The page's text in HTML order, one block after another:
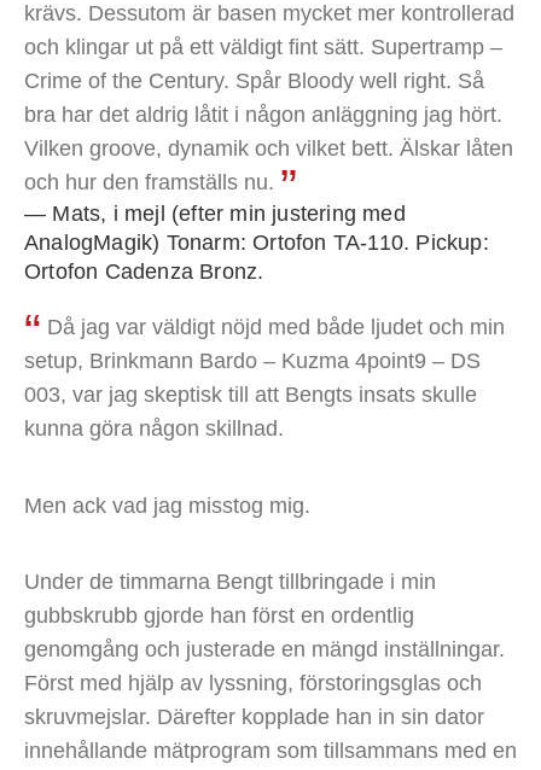
krävs. Dessutom är basen mycket mer kontrollerad
och klingar ut på ett väldigt fint sätt. Supertramp –
Crime of the Century. Spår Bloody well right. Så
bra har det aldrig låtit i någon anläggning jag hört.
Vilken groove, dynamik och vilket bett. Älskar låten
och hur den framställs nu.
— Mats, i mejl (efter min justering med
AnalogMagik) Tonarm: Ortofon TA-110. Pickup:
Ortofon Cadenza Bronz.
Då jag var väldigt nöjd med både ljudet och min
setup, Brinkmann Bardo – Kuzma 4point9 – DS
003, var jag skeptisk till att Bengts insats skulle
kunna göra någon skillnad.
Men ack vad jag misstog mig.
Under de timmarna Bengt tillbringade i min
gubbskrubb gjorde han först en ordentlig
genomgång och justerade en mängd inställningar.
Först med hjälp av lyssning, förstoringsglas och
skruvmejslar. Därefter kopplade han in sin dator
innehållande mätprogram som tillsammans med en